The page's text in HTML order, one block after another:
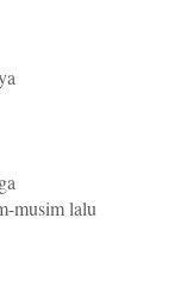
musim lalu